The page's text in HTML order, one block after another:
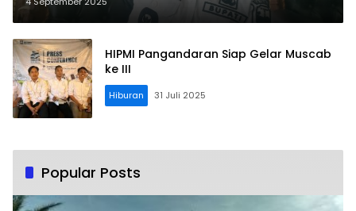
HIPMI Pangandaran Siap Gelar Muscab
ke III
Hiburan 31 Juli 2025
Popular Posts